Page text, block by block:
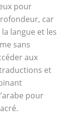
pour
car
langue et les
sans
aux
et
pour